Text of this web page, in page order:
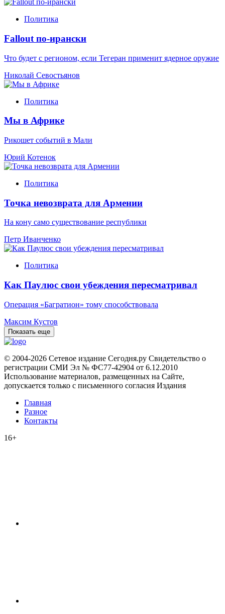
Политика
Fallout по-ирански
Что будет с регионом, если Тегеран применит ядерное оружие
Николай Севостьянов
Политика
Мы в Африке
Рикошет событий в Мали
Юрий Котенок
Политика
Точка невозврата для Армении
На кону само существование республики
Петр Иванченко
Политика
Как Паулюс свои убеждения пересматривал
Операция «Багратион» тому способствовала
Максим Кустов
Показать еще
© 2004-2026 Сетевое издание Сегодня.ру Свидетельство о
регистрации СМИ Эл № ФС77-42904 от 6.12.2010
Использование материалов, размещенных на Сайте,
допускается только с письменного согласия Издания
Главная
Разное
Контакты
16+